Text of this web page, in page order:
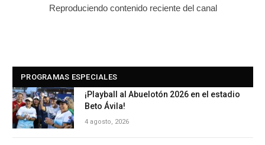
Reproduciendo contenido reciente del canal
PROGRAMAS ESPECIALES
¡Playball al Abuelotón 2026 en el estadio
Beto Ávila!
4 agosto, 2026